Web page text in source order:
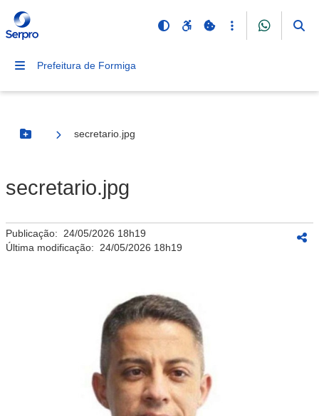
Prefeitura de Formiga
Botão Menu
secretario.jpg
secretario.jpg
Publicação: 24/05/2026 18h19
Última modificação: 24/05/2026 18h19